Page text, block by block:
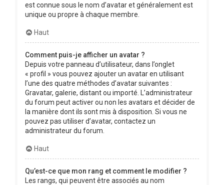
est connue sous le nom d’avatar et généralement est
unique ou propre à chaque membre.
Haut
Comment puis-je afficher un avatar ?
Depuis votre panneau d’utilisateur, dans l’onglet
« profil » vous pouvez ajouter un avatar en utilisant
l’une des quatre méthodes d’avatar suivantes :
Gravatar, galerie, distant ou importé. L’administrateur
du forum peut activer ou non les avatars et décider de
la manière dont ils sont mis à disposition. Si vous ne
pouvez pas utiliser d’avatar, contactez un
administrateur du forum.
Haut
Qu’est-ce que mon rang et comment le modifier ?
Les rangs, qui peuvent être associés au nom